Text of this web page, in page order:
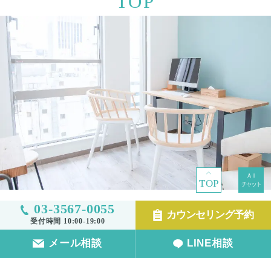
TOP
03-3567-0055
受付時間 10:00-19:00
カウンセリング予約
メール相談 LINE相談